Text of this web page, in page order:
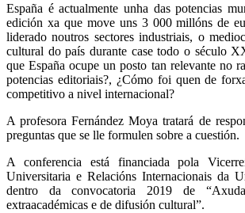
España é actualmente unha das potencias
edición xa que move uns 3 000 millóns de
liderado noutros sectores industriais, o
cultural do país durante case todo o século
que España ocupe un posto tan relevante no
potencias editoriais?, ¿Cómo foi quen de
competitivo a nivel internacional?
A profesora Fernández Moya tratará de
preguntas que se lle formulen sobre a cuestión.
A conferencia está financiada pola
Universitaria e Relacións Internacionais da
dentro da convocatoria 2019 de
extraacadémicas e de difusión cultural”.